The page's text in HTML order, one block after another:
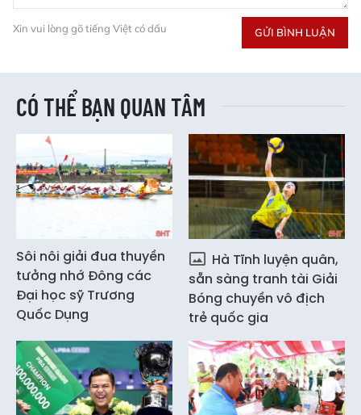
Xin vui lòng gõ tiếng Việt có dấu GỬI BÌNH LUẬN
CÓ THỂ BẠN QUAN TÂM
Sôi nôi giải đua thuyền
tưởng nhớ Đông các
Đại học sỹ Trương
Quốc Dụng
Hà Tĩnh luyện quân,
sẵn sàng tranh tài Giải
Bóng chuyền vô địch
trẻ quốc gia